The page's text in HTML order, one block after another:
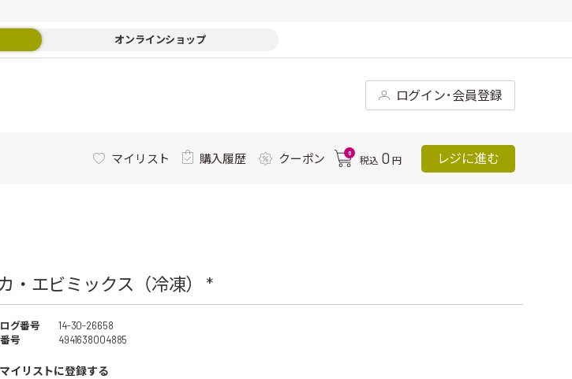
オンラインショップ
ログイン･会員登録
マイリスト 購入履歴 クーポン 0
税込 0 円 レジに進む
・エビミックス（冷凍） *
グ番号
14-30-26658
号
4941638004885
マイリストに登録する